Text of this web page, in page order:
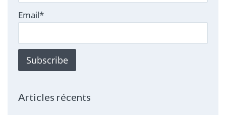
Email*
Articles récents